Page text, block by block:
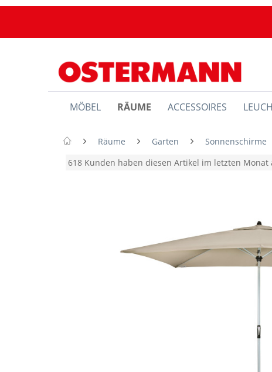
MÖBEL RÄUME ACCESSOIRES
Räume Garten Sonnenschirme
618 Kunden haben diesen Artikel im letzten Monat